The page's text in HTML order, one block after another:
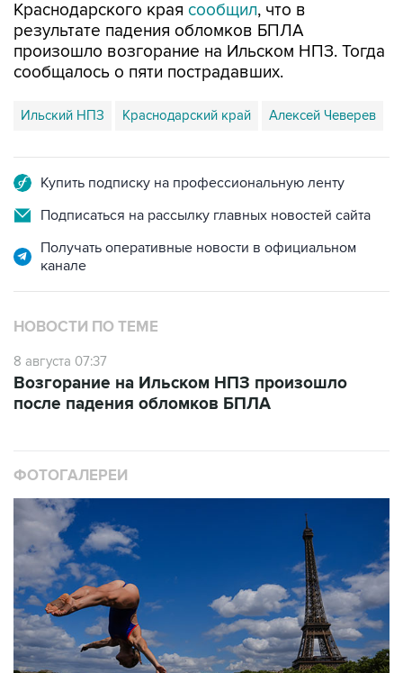
произошло возгорание на Ильском НПЗ. Тогда
сообщалось о пяти пострадавших.
Ильский НПЗ Краснодарский край Алексей Чеверев
Подписаться на рассылку главных новостей сайта
Получать оперативные новости в официальном
НОВОСТИ ПО ТЕМЕ
8 августа 07:37
после падения обломков БПЛА